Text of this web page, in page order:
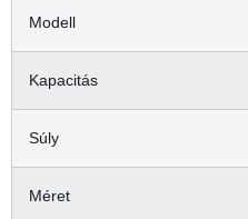
Modell
Kapacitás
Súly
Méret